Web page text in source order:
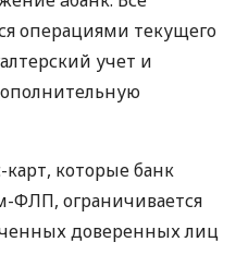
операциями текущего
учет и
карт, которые банк
ФЛП, ограничивается
доверенных лиц